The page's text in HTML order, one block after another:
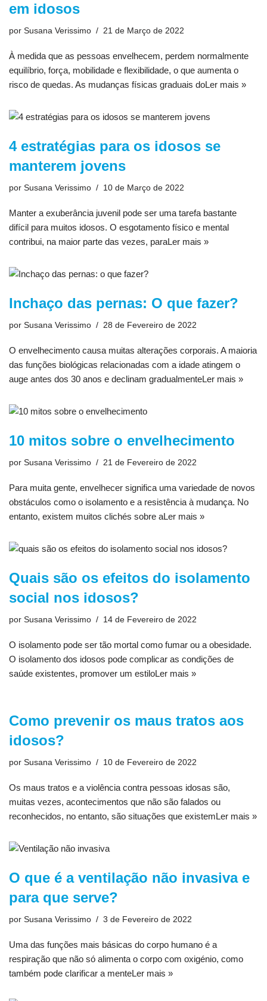
em idosos
por Susana Verissimo 21 de Março de 2022
À medida que as pessoas envelhecem, perdem normalmente
equilíbrio, força, mobilidade e flexibilidade, o que aumenta o
risco de quedas. As mudanças físicas graduais doLer mais »
4 estratégias para os idosos se
manterem jovens
por Susana Verissimo 10 de Março de 2022
Manter a exuberância juvenil pode ser uma tarefa bastante
difícil para muitos idosos. O esgotamento físico e mental
contribui, na maior parte das vezes, paraLer mais »
Inchaço das pernas: O que fazer?
por Susana Verissimo 28 de Fevereiro de 2022
O envelhecimento causa muitas alterações corporais. A maioria
das funções biológicas relacionadas com a idade atingem o
auge antes dos 30 anos e declinam gradualmenteLer mais »
10 mitos sobre o envelhecimento
por Susana Verissimo 21 de Fevereiro de 2022
Para muita gente, envelhecer significa uma variedade de novos
obstáculos como o isolamento e a resistência à mudança. No
entanto, existem muitos clichés sobre aLer mais »
Quais são os efeitos do isolamento
social nos idosos?
por Susana Verissimo 14 de Fevereiro de 2022
O isolamento pode ser tão mortal como fumar ou a obesidade.
O isolamento dos idosos pode complicar as condições de
saúde existentes, promover um estiloLer mais »
Como prevenir os maus tratos aos
idosos?
por Susana Verissimo 10 de Fevereiro de 2022
Os maus tratos e a violência contra pessoas idosas são,
muitas vezes, acontecimentos que não são falados ou
reconhecidos, no entanto, são situações que existemLer mais »
O que é a ventilação não invasiva e
para que serve?
por Susana Verissimo 3 de Fevereiro de 2022
Uma das funções mais básicas do corpo humano é a
respiração que não só alimenta o corpo com oxigénio, como
também pode clarificar a menteLer mais »